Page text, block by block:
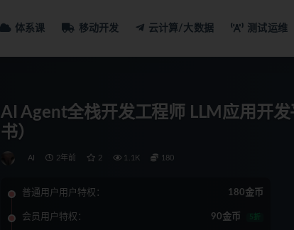
体系课 移动开发 云计算/大数据 测试运维
AI Agent全栈开发工程师 LLM应用开
书）
AI 2年前 2 1.1K 180
普通用户用户特权： 180金币
会员用户特权： 90金币 5折